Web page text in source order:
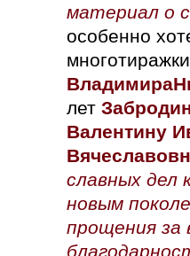
материал о
особенно
Владимира
лет
Валентину
славных дел
новым
прощения за